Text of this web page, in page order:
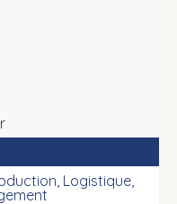
Logistique,